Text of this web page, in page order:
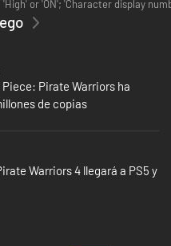
or 'ON'; 'Character display
Piece: Pirate Warriors ha
de copias
Warriors 4 llegará a PS5 y